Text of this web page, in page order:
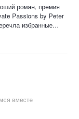
роман, премия
Passions by Peter
избранные...
вместе